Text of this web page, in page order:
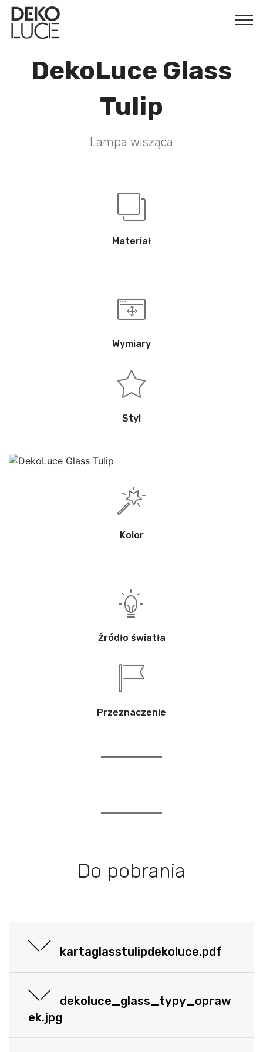
DekoLuce Glass
Tulip
Lampa wisząca
Materiał
Wymiary
Styl
Kolor
Źródło światła
Przeznaczenie
Do pobrania
kartaglasstulipdekoluce.pdf
dekoluce_glass_typy_opraw
ek.jpg